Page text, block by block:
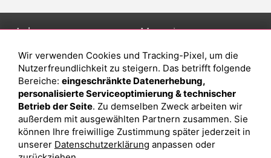
Anlage
Depot eröffnen
Depot vergleichen
Junior Depot
Top-Seller-Fonds
Top-Fonds
Fonds-Suche
Magazin
Was sind sind ETFs?
Sparplan Vorteile
Was ist ein Fonds?
Wir verwenden Cookies und Tracking-Pixel, um die
Nutzerfreundlichkeit zu steigern. Das betrifft folgende
Bereiche: eingeschränkte Datenerhebung,
personalisierte Serviceoptimierung & technischer
Betrieb der Seite. Zu demselben Zweck arbeiten wir
außerdem mit ausgewählten Partnern zusammen. Sie
können Ihre freiwillige Zustimmung später jederzeit in
unserer Datenschutzerklärung anpassen oder